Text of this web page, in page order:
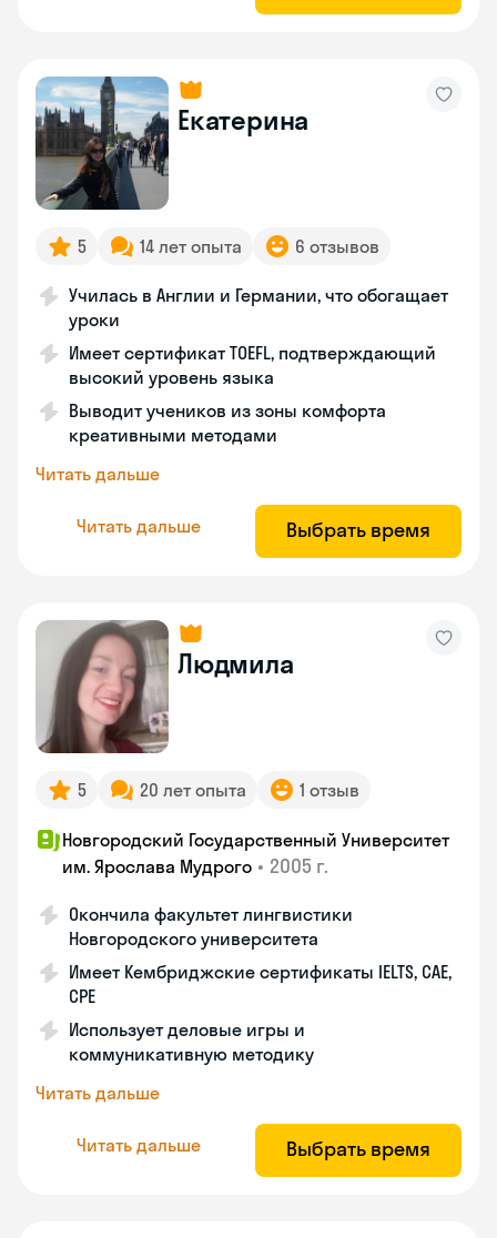
Екатерина
5 14 лет опыта 6 отзывов
Училась в Англии и Германии, что обогащает
уроки
Имеет сертификат TOEFL, подтверждающий
высокий уровень языка
Выводит учеников из зоны комфорта
креативными методами
Читать дальше
Читать дальше Выбрать время
Людмила
5 20 лет опыта 1 отзыв
Новгородский Государственный Университет
им. Ярослава Мудрого • 2005 г.
Окончила факультет лингвистики
Новгородского университета
Имеет Кембриджские сертификаты IELTS, CAE,
CPE
Использует деловые игры и
коммуникативную методику
Читать дальше
Читать дальше Выбрать время